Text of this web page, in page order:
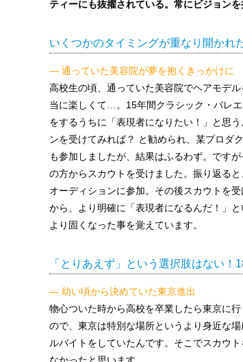
ティーにも抜擢されている。常にビジョン
いくつかのタイミングが重なり開かれ
— 通っていた美容院が夢を抱くきっかけに
高校生の頃、通っていた美容院でヘアモデ
当に楽しくて…。15年間クラシック・バレ
をするうちに「表現者になりたい！」と思
ンを受けてみれば？ と勧められ、某プロダ
も参加しましたが、結果はふるわず。です
の方からスカウトを受けました。振り返る
オーディションに参加。その後スカウトを
から、より明確に「表現者になるんだ！」
より固くなった事を覚えています。
「とりあえず」という選択肢はない
— 幼い頃から決めていた東京進出
物心ついた時から高校を卒業したら東京に
ので、東京は特別な場所というより身近な
ルバイトをしていたんです。そこでスカウ
なかったと思います。